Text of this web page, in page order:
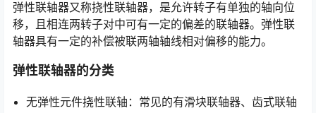
弹性联轴器又称挠性联轴器，是允许转子有单独的轴向位
移，且相连两转子对中可有一定的偏差的联轴器。弹性联
轴器具有一定的补偿被联两轴轴线相对偏移的能力。
弹性联轴器的分类
无弹性元件挠性联轴：常见的有滑块联轴器、齿式联轴